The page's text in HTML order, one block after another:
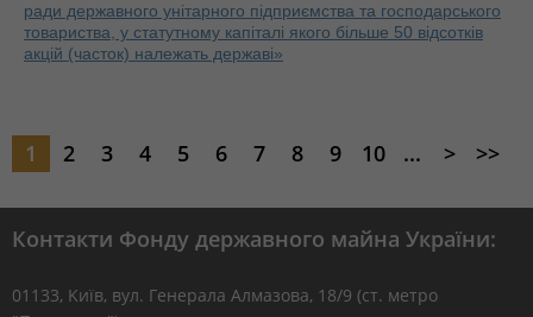
ради державного унітарного підприємства та господарського
товариства, у статутному капіталі якого більше 50 відсотків
акцій (часток) належать державі»
1 2 3 4 5 6 7 8 9 10 ... > >>
Контакти Фонду державного майна України:
01133, Kиїв, вул. Генерала Алмазова, 18/9 (ст. метро